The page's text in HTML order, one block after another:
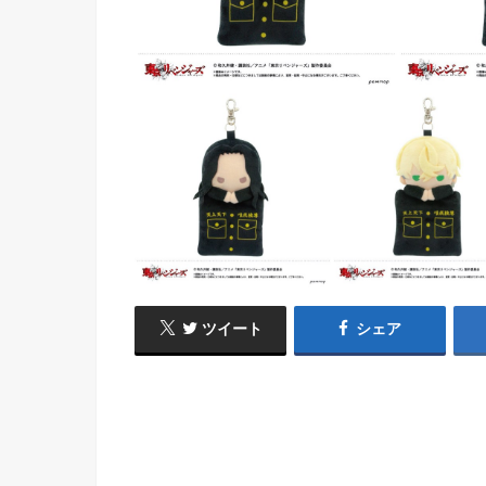
ツイート シェア